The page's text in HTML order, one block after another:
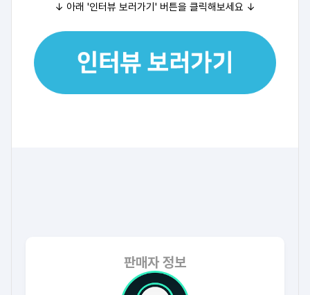
판매자 정보
↓ 아래 '인터뷰 보러가기' 버튼을 클릭해보세요 ↓